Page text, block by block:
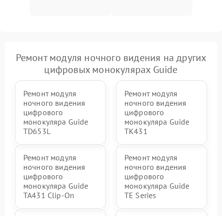
Ремонт модуля ночного видения на других
цифровых монокулярах Guide
Ремонт модуля
ночного видения
цифрового
монокуляра Guide
TD653L
Ремонт модуля
ночного видения
цифрового
монокуляра Guide
TK431
Ремонт модуля
ночного видения
цифрового
монокуляра Guide
TA431 Clip-On
Ремонт модуля
ночного видения
цифрового
монокуляра Guide
TE Series